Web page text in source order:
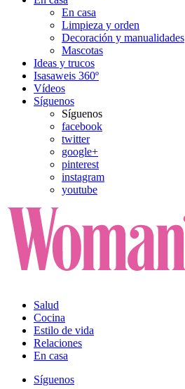
En casa
Limpieza y orden
Decoración y manualidades
Mascotas
Ideas y trucos
Isasaweis 360º
Vídeos
Síguenos
Síguenos
facebook
twitter
google+
pinterest
instagram
youtube
Salud
Cocina
Estilo de vida
Relaciones
En casa
Síguenos